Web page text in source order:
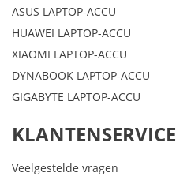
ASUS LAPTOP-ACCU
HUAWEI LAPTOP-ACCU
XIAOMI LAPTOP-ACCU
DYNABOOK LAPTOP-ACCU
GIGABYTE LAPTOP-ACCU
KLANTENSERVICE
Veelgestelde vragen